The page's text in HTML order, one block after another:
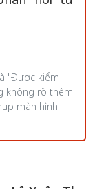
tôi đăng
ánh của
nghiệm
không
này.
rõ ràng,
đổi đến